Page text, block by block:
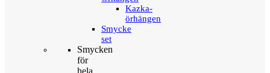
Kazka-
örhängen
Smycke
set
Smycken
för
hela